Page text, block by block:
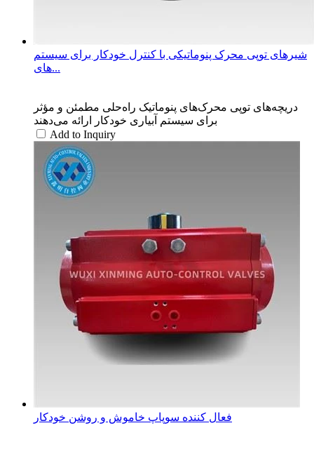
شیرهای توپی محرک پنوماتیکی با کنترل خودکار برای سیستم
های...
دریچه‌های توپی محرک‌های پنوماتیک راه‌حلی مطمئن و مؤثر
برای سیستم آبیاری خودکار ارائه می‌دهند
Add to Inquiry
فعال کننده سوپاپ خاموش و روشن خودکار